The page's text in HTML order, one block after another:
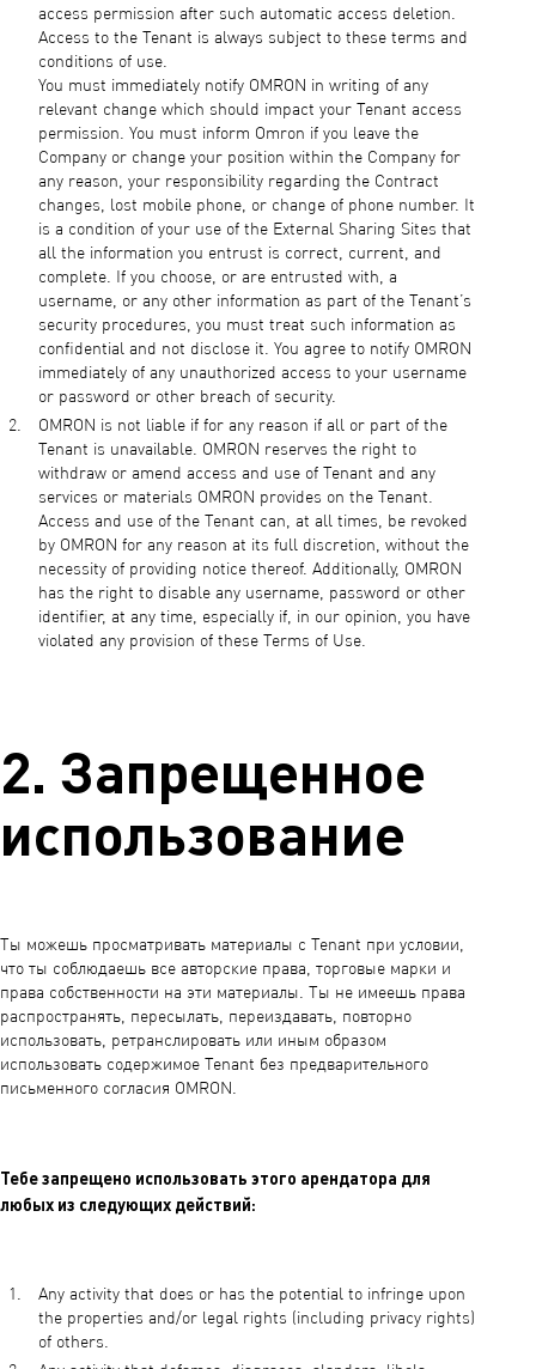
access permission after such automatic access deletion.
Access to the Tenant is always subject to these terms and
conditions of use.
You must immediately notify OMRON in writing of any
relevant change which should impact your Tenant access
permission. You must inform Omron if you leave the
Company or change your position within the Company for
any reason, your responsibility regarding the Contract
changes, lost mobile phone, or change of phone number. It
is a condition of your use of the External Sharing Sites that
all the information you entrust is correct, current, and
complete. If you choose, or are entrusted with, a
username, or any other information as part of the Tenant’s
security procedures, you must treat such information as
confidential and not disclose it. You agree to notify OMRON
immediately of any unauthorized access to your username
or password or other breach of security.
OMRON is not liable if for any reason if all or part of the
Tenant is unavailable. OMRON reserves the right to
withdraw or amend access and use of Tenant and any
services or materials OMRON provides on the Tenant.
Access and use of the Tenant can, at all times, be revoked
by OMRON for any reason at its full discretion, without the
necessity of providing notice thereof. Additionally, OMRON
has the right to disable any username, password or other
identifier, at any time, especially if, in our opinion, you have
violated any provision of these Terms of Use.
2. Запрещенное
использование
Ты можешь просматривать материалы с Tenant при условии,
что ты соблюдаешь все авторские права, торговые марки и
права собственности на эти материалы. Ты не имеешь права
распространять, пересылать, переиздавать, повторно
использовать, ретранслировать или иным образом
использовать содержимое Tenant без предварительного
письменного согласия OMRON.
Тебе запрещено использовать этого арендатора для
любых из следующих действий:
Any activity that does or has the potential to infringe upon
the properties and/or legal rights (including privacy rights)
of others.